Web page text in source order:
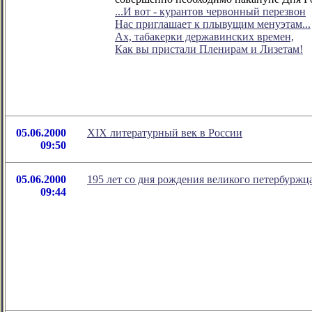
...И вот - курантов червонный перезвон
Нас приглашает к плывущим менуэтам...
Ах, табакерки державинских времен,
Как вы пристали Пленирам и Лизетам!
05.06.2000
09:50
XIX литературный век в России
05.06.2000
09:44
195 лет со дня рождения великого